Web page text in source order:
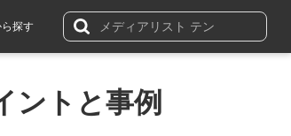
探す
ントと事例